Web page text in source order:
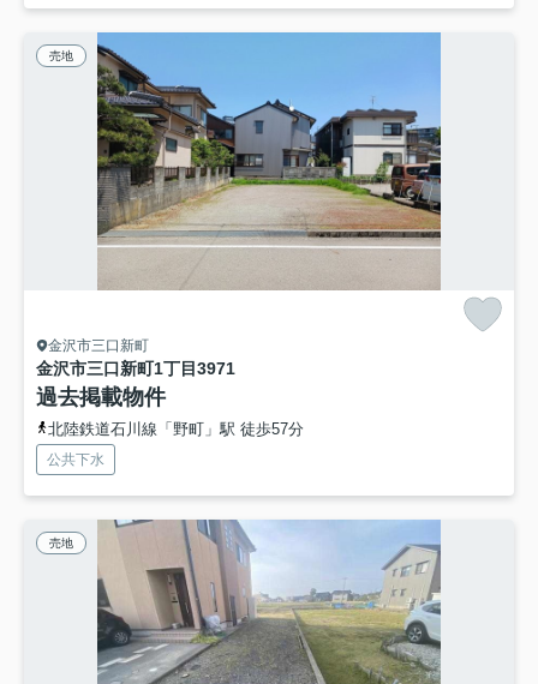
売地
金沢市三口新町
金沢市三口新町1丁目3971
過去掲載物件
北陸鉄道石川線「野町」駅 徒歩57分
公共下水
売地